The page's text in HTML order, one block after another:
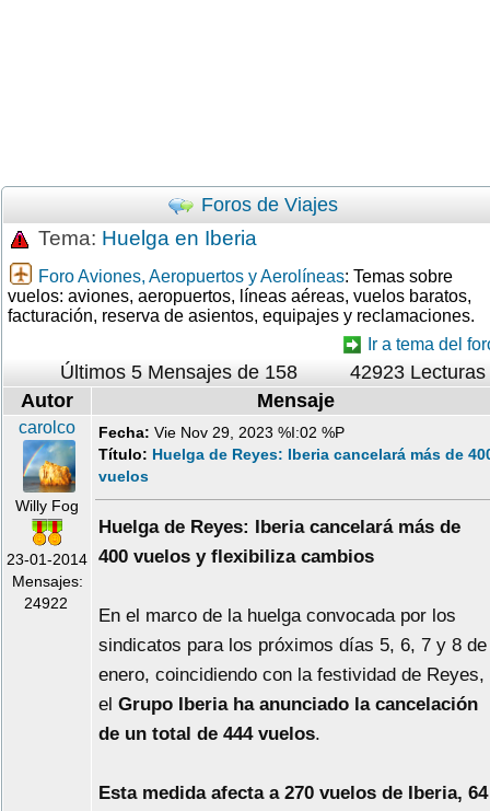
Foros de Viajes
Tema: Huelga en Iberia
Foro Aviones, Aeropuertos y Aerolíneas: Temas sobre
vuelos: aviones, aeropuertos, líneas aéreas, vuelos baratos,
facturación, reserva de asientos, equipajes y reclamaciones.
Ir a tema del
Últimos 5 Mensajes de 158
42923 Lecturas
Autor
Mensaje
carolco
Willy Fog
23-01-2014
Mensajes:
24922
Fecha: Vie Nov 29, 2023 %I:02 %P
Título: Huelga de Reyes: Iberia cancelará más de
vuelos
Huelga de Reyes: Iberia cancelará más de
400 vuelos y flexibiliza cambios
En el marco de la huelga convocada por los
sindicatos para los próximos días 5, 6, 7 y 8 de
enero, coincidiendo con la festividad de Reyes,
el Grupo Iberia ha anunciado la cancelación
de un total de 444 vuelos.
Esta medida afecta a 270 vuelos de Iberia, 64